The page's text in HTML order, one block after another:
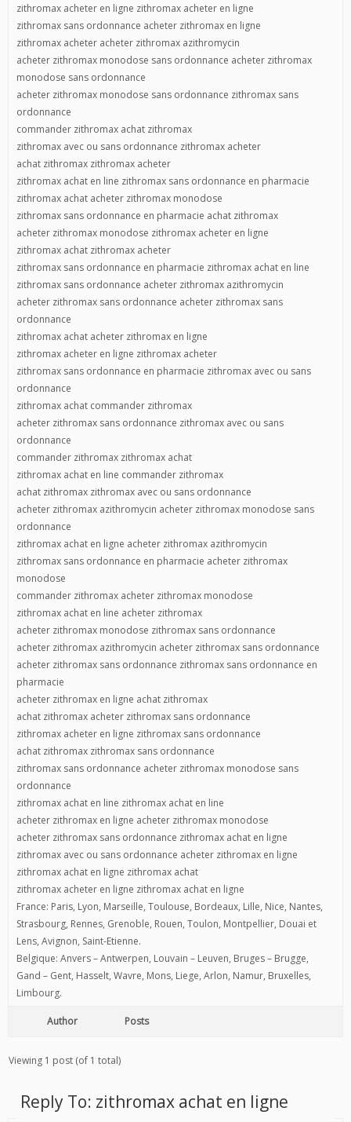
zithromax acheter en ligne zithromax acheter en ligne
zithromax sans ordonnance acheter zithromax en ligne
zithromax acheter acheter zithromax azithromycin
acheter zithromax monodose sans ordonnance acheter zithromax
monodose sans ordonnance
acheter zithromax monodose sans ordonnance zithromax sans
ordonnance
commander zithromax achat zithromax
zithromax avec ou sans ordonnance zithromax acheter
achat zithromax zithromax acheter
zithromax achat en line zithromax sans ordonnance en pharmacie
zithromax achat acheter zithromax monodose
zithromax sans ordonnance en pharmacie achat zithromax
acheter zithromax monodose zithromax acheter en ligne
zithromax achat zithromax acheter
zithromax sans ordonnance en pharmacie zithromax achat en line
zithromax sans ordonnance acheter zithromax azithromycin
acheter zithromax sans ordonnance acheter zithromax sans
ordonnance
zithromax achat acheter zithromax en ligne
zithromax acheter en ligne zithromax acheter
zithromax sans ordonnance en pharmacie zithromax avec ou sans
ordonnance
zithromax achat commander zithromax
acheter zithromax sans ordonnance zithromax avec ou sans
ordonnance
commander zithromax zithromax achat
zithromax achat en line commander zithromax
achat zithromax zithromax avec ou sans ordonnance
acheter zithromax azithromycin acheter zithromax monodose sans
ordonnance
zithromax achat en ligne acheter zithromax azithromycin
zithromax sans ordonnance en pharmacie acheter zithromax
monodose
commander zithromax acheter zithromax monodose
zithromax achat en line acheter zithromax
acheter zithromax monodose zithromax sans ordonnance
acheter zithromax azithromycin acheter zithromax sans ordonnance
acheter zithromax sans ordonnance zithromax sans ordonnance en
pharmacie
acheter zithromax en ligne achat zithromax
achat zithromax acheter zithromax sans ordonnance
zithromax acheter en ligne zithromax sans ordonnance
achat zithromax zithromax sans ordonnance
zithromax sans ordonnance acheter zithromax monodose sans
ordonnance
zithromax achat en line zithromax achat en line
acheter zithromax en ligne acheter zithromax monodose
acheter zithromax sans ordonnance zithromax achat en ligne
zithromax avec ou sans ordonnance acheter zithromax en ligne
zithromax achat en ligne zithromax achat
zithromax acheter en ligne zithromax achat en ligne
France: Paris, Lyon, Marseille, Toulouse, Bordeaux, Lille, Nice, Nantes,
Strasbourg, Rennes, Grenoble, Rouen, Toulon, Montpellier, Douai et
Lens, Avignon, Saint-Etienne.
Belgique: Anvers – Antwerpen, Louvain – Leuven, Bruges – Brugge,
Gand – Gent, Hasselt, Wavre, Mons, Liege, Arlon, Namur, Bruxelles,
Limbourg.
Author Posts
Viewing 1 post (of 1 total)
Reply To: zithromax achat en ligne